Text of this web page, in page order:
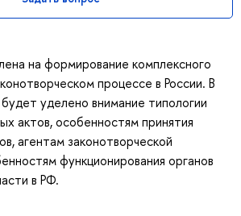
на формирование комплексного
процессе в России. В
уделено внимание типологии
актов, особенностям принятия
агентам законотворческой
функционирования органов
в РФ.